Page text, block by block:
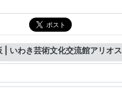
| いわき芸術文化交流館アリオス